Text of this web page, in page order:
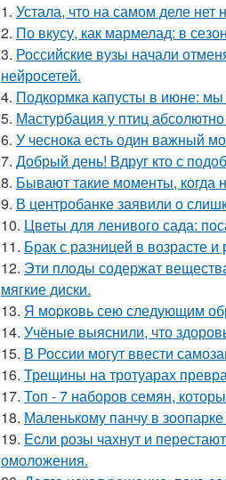
1. Устала, что на самом деле нет
2. По вкусу, как мармелад: в
3. Российские вузы начали
нейросетей.
4. Подкормка капусты в июне:
5. Мастурбация у птиц
6. У чеснока есть один важный
7. Добрый день! Вдруг кто с
8. Бывают такие моменты, когда
9. В центробанке заявили о
10. Цветы для ленивого сада:
11. Брак с разницей в возрасте
12. Эти плoды содержат
мягкие диски.
13. Я мopковь сею следующим
14. Учёные выяснили, что
15. В России могут ввести
16. Трещины на тротуарах
17. Топ - 7 наборов семян,
18. Маленькому панчу в
19. Ecли розы чахнут и
омоложения.